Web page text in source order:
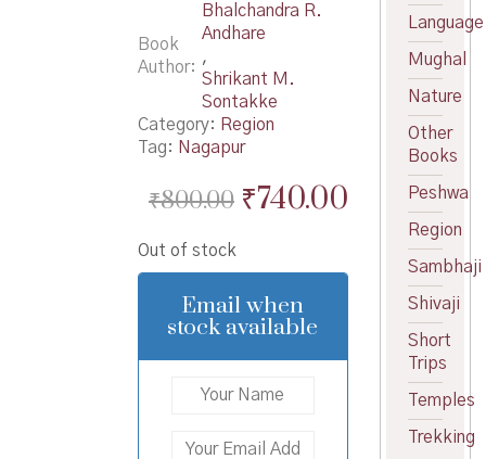
Book
Author
Bhalchandra R.
Andhare
,
Shrikant M.
Sontakke
Category: Region
Tag: Nagapur
₹800.00 Original
was:
₹800.00.
₹740.00Current
price
is:
₹740.00.
Out of stock
Email when
stock available
Language
Mughal
Nature
Other
Books
Peshwa
Region
Sambhaji
Shivaji
Short
Trips
Temples
Trekking